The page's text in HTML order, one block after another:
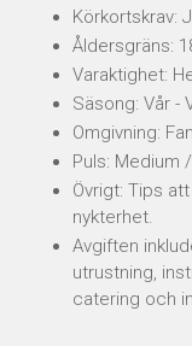
Körkortskrav:
Åldersgräns:
Varaktighet:
Säsong: Vår -
Omgivning:
Puls: Medium
Övrigt: Tips
nykterhet.
Avgiften
utrustning,
catering och